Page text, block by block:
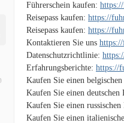
Führerschein kaufen:
Reisepass kaufen: https://
Reisepass kaufen: https://
Kontaktieren Sie uns
Datenschutzrichtlinie:
Erfahrungsberichte: https://
Kaufen Sie einen
Kaufen Sie einen deutschen
Kaufen Sie einen russischen
Kaufen Sie einen